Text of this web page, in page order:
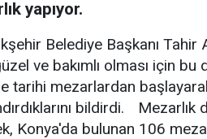
yapıyor.
Belediye Başkanı Tahir
ve bakımlı olması için
tarihi mezarlardan
bildirdi.
Konya'da bulunan 106